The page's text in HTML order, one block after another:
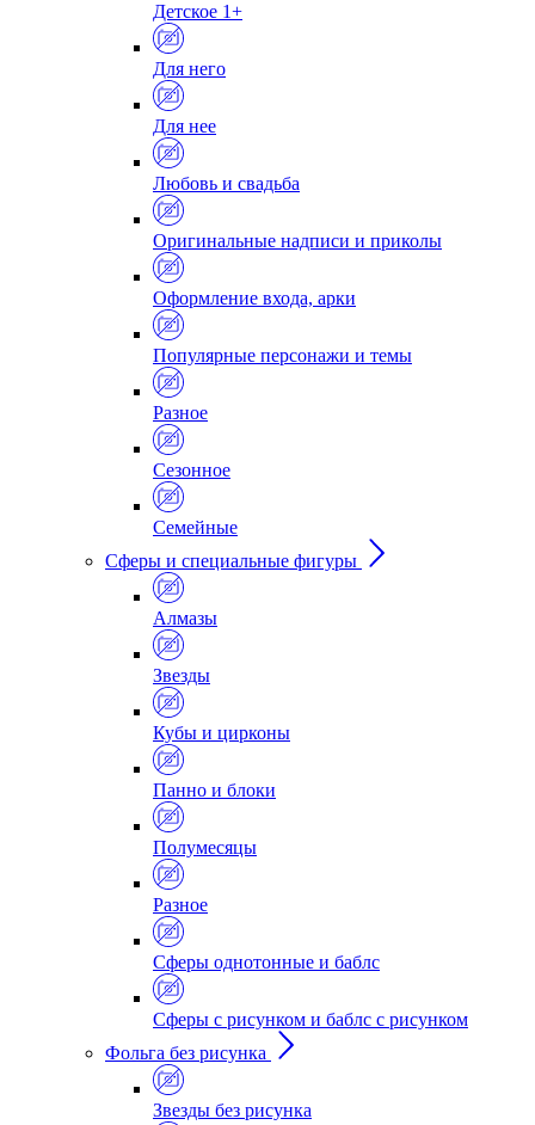
Детское 1+
Для него
Для нее
Любовь и свадьба
Оригинальные надписи и приколы
Оформление входа, арки
Популярные персонажи и темы
Разное
Сезонное
Семейные
Сферы и специальные фигуры
Алмазы
Звезды
Кубы и цирконы
Панно и блоки
Полумесяцы
Разное
Сферы однотонные и баблс
Сферы с рисунком и баблс с рисунком
Фольга без рисунка
Звезды без рисунка